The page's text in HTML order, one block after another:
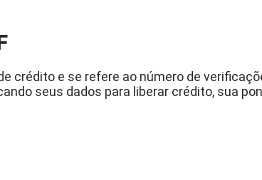
crédito e se refere ao número de
seus dados para liberar crédito, sua